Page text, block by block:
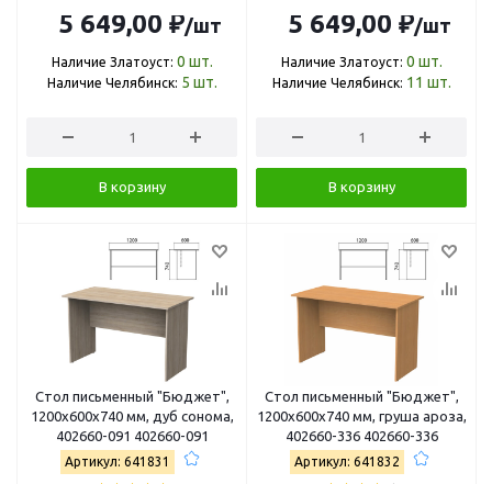
5 649,00 ₽/шт
Наличие Златоуст: 0 шт.
Наличие Челябинск: 5 шт.
В корзину
5 649,00 ₽/шт
Наличие Златоуст: 0 шт.
Наличие Челябинск: 11 шт.
В корзину
Стол письменный "Бюджет",
1200х600х740 мм, дуб сонома,
402660-091 402660-091
Артикул: 641831
Стол письменный "Бюджет",
1200х600х740 мм, груша ароза,
402660-336 402660-336
Артикул: 641832